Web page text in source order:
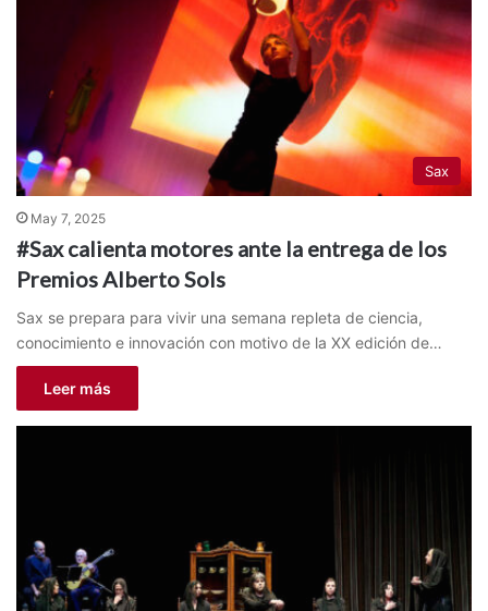
Sax
May 7, 2025
#Sax calienta motores ante la entrega de los
Premios Alberto Sols
Sax se prepara para vivir una semana repleta de ciencia,
conocimiento e innovación con motivo de la XX edición de…
Leer más